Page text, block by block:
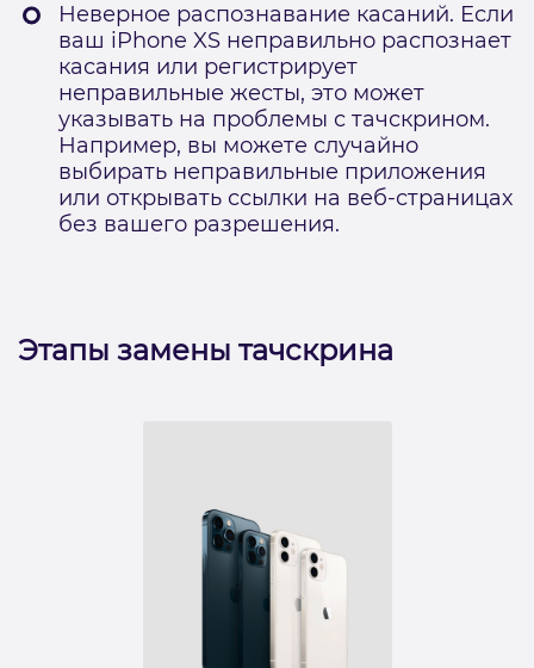
Неверное распознавание касаний. Если
ваш iPhone XS неправильно распознает
касания или регистрирует
неправильные жесты, это может
указывать на проблемы с тачскрином.
Например, вы можете случайно
выбирать неправильные приложения
или открывать ссылки на веб-страницах
без вашего разрешения.
Этапы замены тачскрина